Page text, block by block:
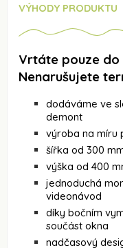
VÝHODY PRODUKTU
Vrtáte pouze do
Nenarušujete
dodáváme ve
demont
výroba na míru
šířka od 300
výška od 400
jednoduchá
videonávod
díky bočním
součást okna
nadčasový